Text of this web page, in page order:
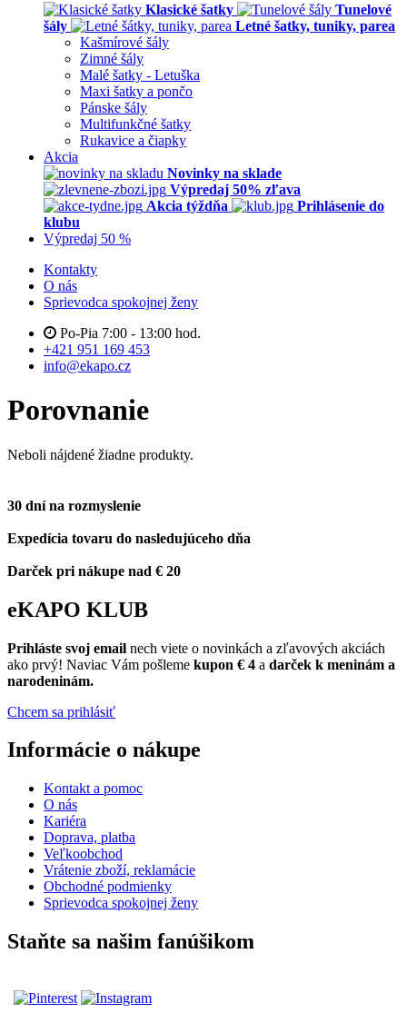
Klasické šatky
Tunelové
šály
Letné šatky, tuniky, parea
Kašmírové šály
Zimné šály
Malé šatky - Letuška
Maxi šatky a pončo
Pánske šály
Multifunkčné šatky
Rukavice a čiapky
Akcia
Novinky na sklade
Výpredaj 50% zľava
Akcia týždňa
Prihlásenie do
klubu
Výpredaj 50 %
Kontakty
O nás
Sprievodca spokojnej ženy
Po-Pia 7:00 - 13:00 hod.
+421 951 169 453
info@ekapo.cz
Porovnanie
Neboli nájdené žiadne produkty.
30 dní na rozmyslenie
Expedícia tovaru do nasledujúceho dňa
Darček pri nákupe nad € 20
eKAPO KLUB
Prihláste svoj email nech viete o novinkách a zľavových akciách
ako prvý! Naviac Vám pošleme kupon € 4 a darček k meninám a
narodeninám.
Chcem sa prihlásiť
Informácie o nákupe
Kontakt a pomoc
O nás
Kariéra
Doprava, platba
Veľkoobchod
Vrátenie zboží, reklamácie
Obchodné podmienky
Sprievodca spokojnej ženy
Staňte sa našim fanúšikom